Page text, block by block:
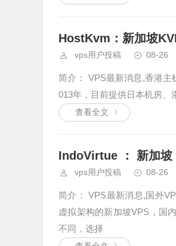
HostKvm：新加坡
vps用户投稿 08-26
简介： VPS最新消息,香港
013年，目前提供日本机房、
查看全文
IndoVirtue ： 新加坡
vps用户投稿 08-26
简介： VPS最新消息,国外
虚拟架构的新加坡VPS，国
不同，选择